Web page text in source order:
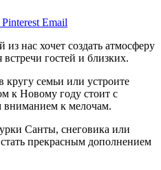
Pinterest Email
нас хочет создать атмосферу
гостей и близких.
кругу семьи или устроите
к Новому году стоит с
вниманием к мелочам.
Санты, снеговика или
прекрасным дополнением